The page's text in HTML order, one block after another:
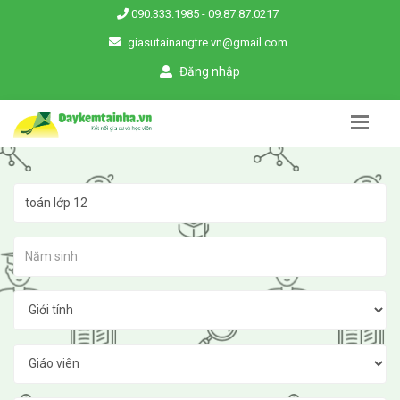
090.333.1985 - 09.87.87.0217
giasutainangtre.vn@gmail.com
Đăng nhập